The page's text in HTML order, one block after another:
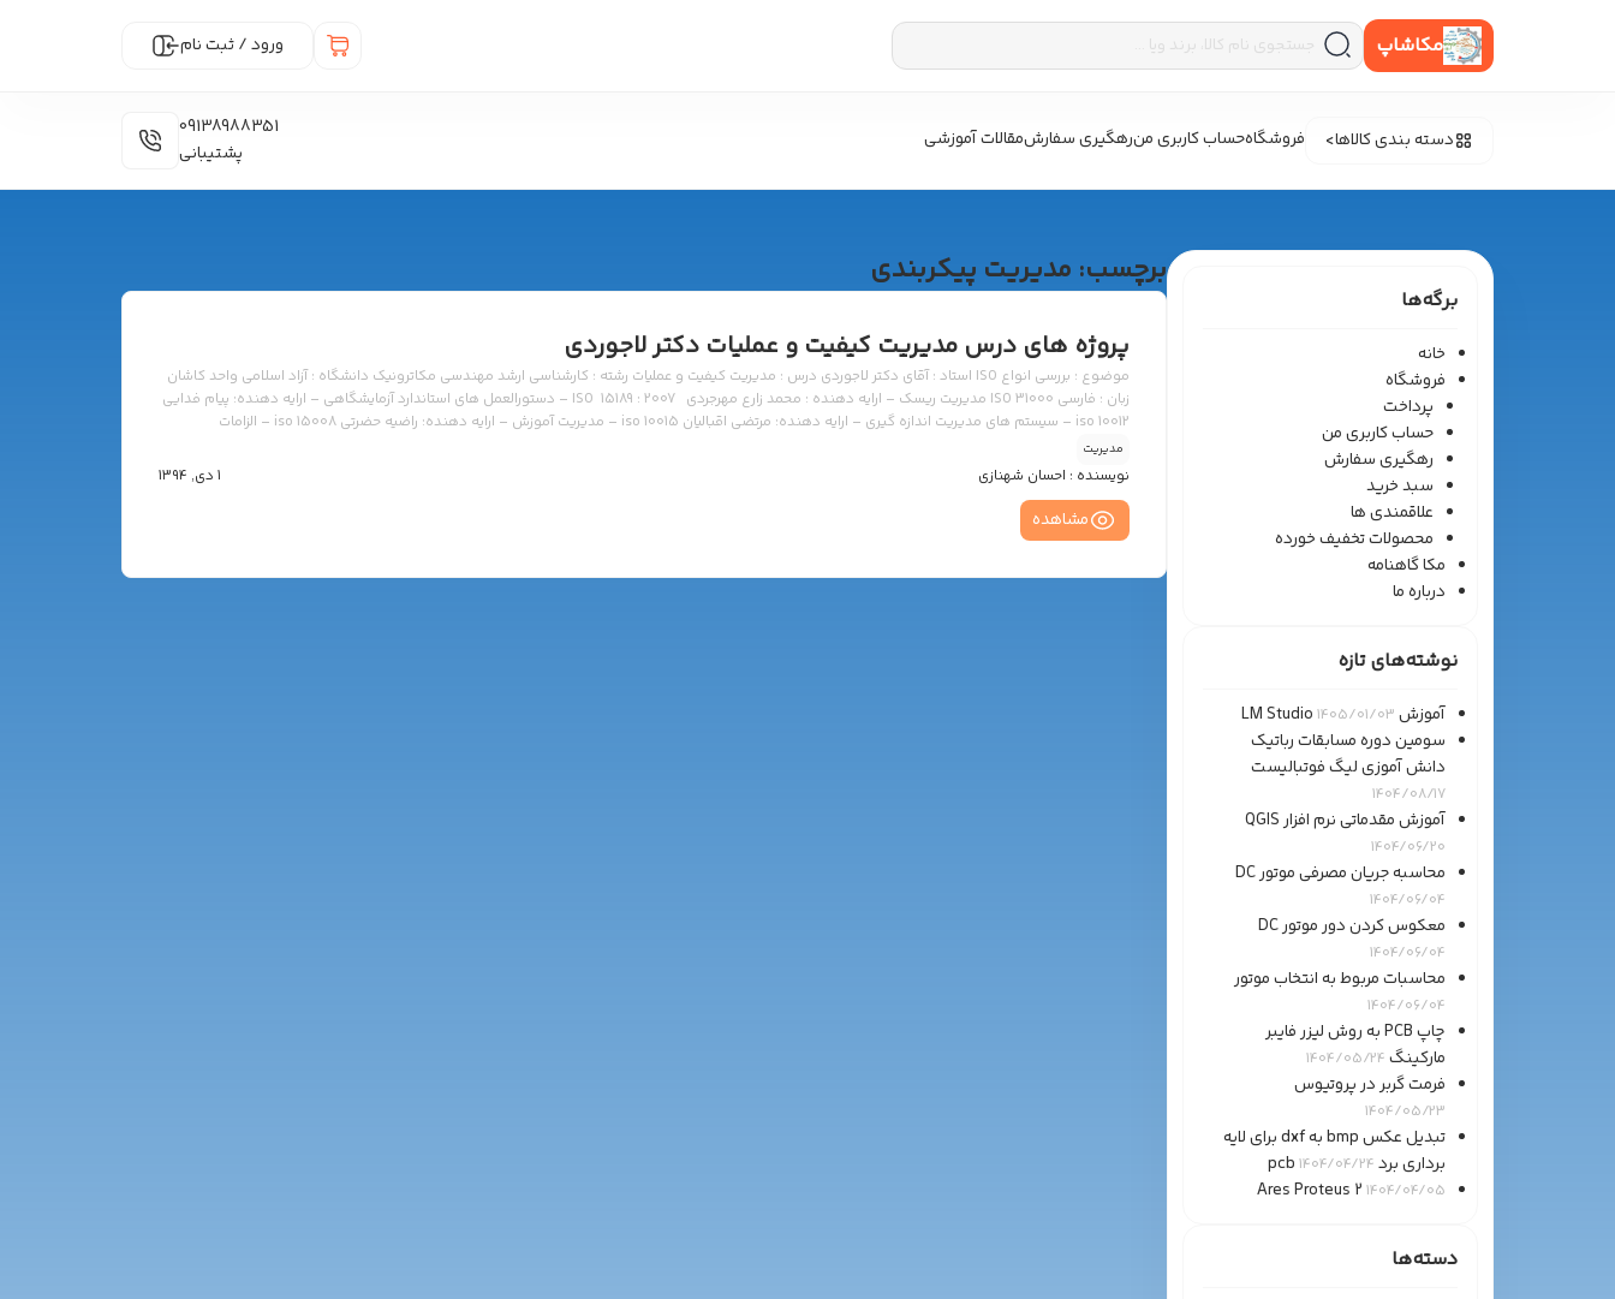
مکاشاپ ورود / ثبت نام
دسته بندی کالاها فروشگاهحساب کاربری منرهگیری سفارشمقالات آموزشی
09138988351
پشتیبانی
برگه‌ها
خانه
فروشگاه
پرداخت
حساب کاربری من
رهگیری سفارش
سبد خرید
علاقمندی ها
محصولات تخفیف خورده
مکا گاهنامه
درباره ما
نوشته‌های تازه
آموزش LM Studio 1405/01/03
سومین دوره مسابقات رباتیک
دانش آموزی لیگ فوتبالیست
1404/08/17
آموزش مقدماتی نرم افزار QGIS
1404/06/20
محاسبه جریان مصرفی موتور DC
1404/06/04
معکوس کردن دور موتور DC
1404/06/04
محاسبات مربوط به انتخاب موتور
1404/06/04
چاپ PCB به روش لیزر فایبر
مارکینگ 1404/05/24
فرمت گربر در پروتیوس
1404/05/23
تبدیل عکس bmp به dxf برای لایه
برداری برد pcb 1404/04/24
Ares Proteus 2 1404/04/05
دسته‌ها
برچسب: مدیریت پیکربندی
پروژه های درس مدیریت کیفیت و عملیات دکتر لاجوردی
موضوع : بررسی انواع ISO استاد : آقای دکتر لاجوردی درس : مدیریت کیفیت و عملیات رشته : کارشناسی ارشد مهندسی مکاترونیک دانشگاه : آزاد اسلامی واحد کاشان
زبان : فارسی ISO 31000 مدیریت ریسک – ارایه دهنده : محمد زارع مهرجردی ISO 15189 : 2007 – دستورالعمل های استاندارد آزمایشگاهی – ارایه دهنده: پیام فدایی
iso 10012 – سیستم های مدیریت اندازه گیری – ارایه دهنده: مرتضی اقبالیان iso 10015 – مدیریت آموزش – ارایه دهنده: راضیه حضرتی iso 15008 – الزامات
ارگونومی وسایل نقلیه – ارایه دهنده: سعید شفق سرخ iso 4217 – کد گذاری ارزی – ارایه دهنده: زهرا بابازاده iso 1007 – مدیریت […]
مدیریت
نویسنده : احسان شهنازی 1 دی, 1394
مشاهده